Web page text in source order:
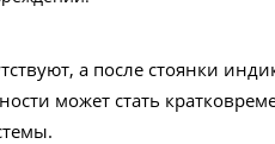
а после стоянки
может стать